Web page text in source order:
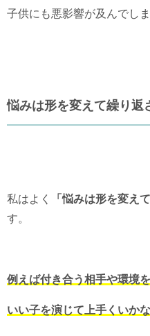
子供にも悪影響が及んでしま
悩みは形を変えて繰り返
私はよく 「悩みは形を変え
す。
例えば付き合う相手や環境を
いい子を演じて上手くいか